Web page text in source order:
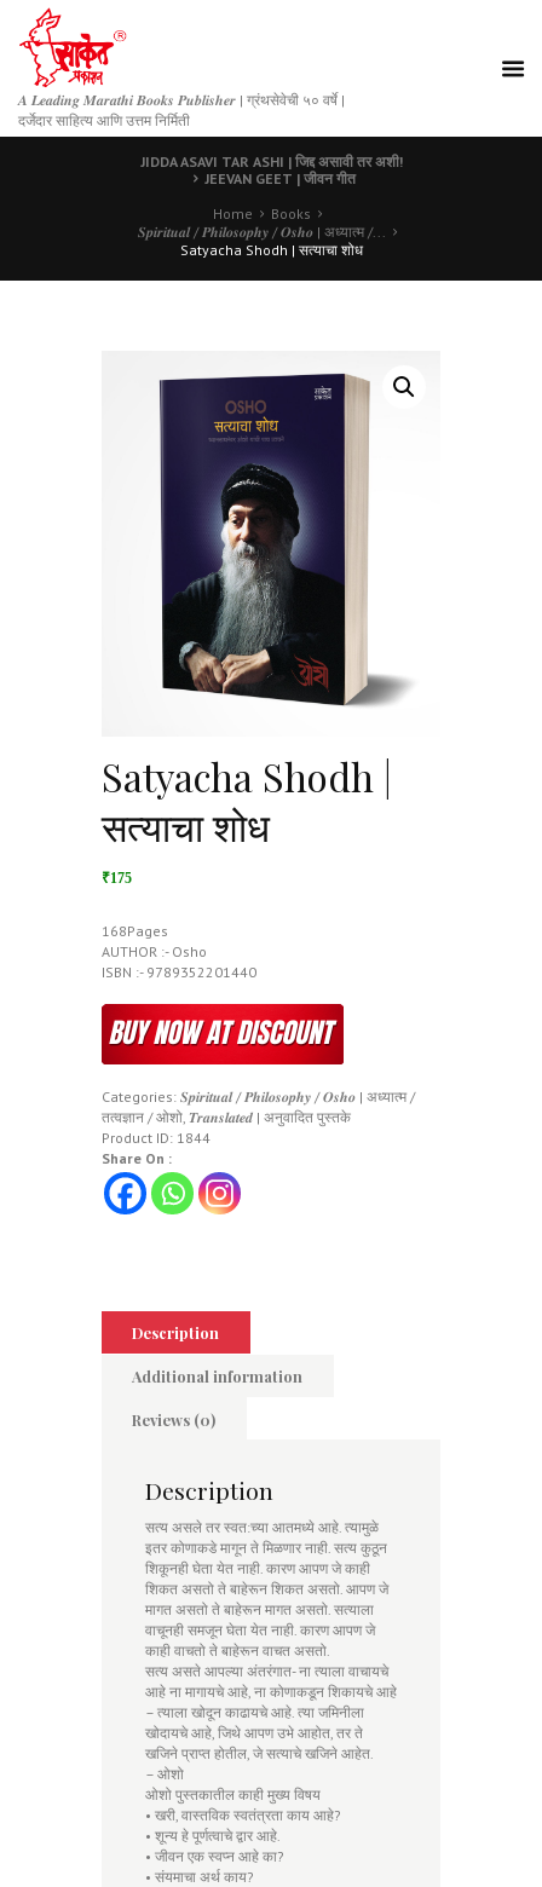
𝑨 𝑳𝒆𝒂𝒅𝒊𝒏𝒈 𝑴𝒂𝒓𝒂𝒕𝒉𝒊 𝑩𝒐𝒐𝒌𝒔 𝑷𝒖𝒃𝒍𝒊𝒔𝒉𝒆𝒓 | ग्रंथसेवेची ५० वर्षे |
दर्जेदार साहित्य आणि उत्तम निर्मिती
JIDDA ASAVI TAR ASHI | जिद्द असावी तर अशी!
JEEVAN GEET | जीवन गीत
Home
Books
𝑺𝒑𝒊𝒓𝒊𝒕𝒖𝒂𝒍 / 𝑷𝒉𝒊𝒍𝒐𝒔𝒐𝒑𝒉𝒚 / 𝑶𝒔𝒉𝒐 | अध्यात्म /...
Satyacha Shodh | सत्याचा शोध
Satyacha Shodh |
सत्याचा शोध
₹175
168Pages
AUTHOR :- Osho
ISBN :- 9789352201440
Categories: 𝑺𝒑𝒊𝒓𝒊𝒕𝒖𝒂𝒍 / 𝑷𝒉𝒊𝒍𝒐𝒔𝒐𝒑𝒉𝒚 / 𝑶𝒔𝒉𝒐 | अध्यात्म /
तत्वज्ञान / ओशो 𝑻𝒓𝒂𝒏𝒔𝒍𝒂𝒕𝒆𝒅 | अनुवादित पुस्तके
Product ID: 1844
Share On :
Description
Additional information
Reviews (0)
Description
सत्य असले तर स्वत:च्या आतमध्ये आहे. त्यामुळे
इतर कोणाकडे मागून ते मिळणार नाही. सत्य कुठून
शिकूनही घेता येत नाही. कारण आपण जे काही
शिकत असतो ते बाहेरून शिकत असतो. आपण जे
मागत असतो ते बाहेरून मागत असतो. सत्याला
वाचूनही समजून घेता येत नाही. कारण आपण जे
काही वाचतो ते बाहेरून वाचत असतो.
सत्य असते आपल्या अंतरंगात- ना त्याला वाचायचे
आहे ना मागायचे आहे, ना कोणाकडून शिकायचे आहे
– त्याला खोदून काढायचे आहे. त्या जमिनीला
खोदायचे आहे, जिथे आपण उभे आहोत, तर ते
खजिने प्राप्त होतील, जे सत्याचे खजिने आहेत.
– ओशो
ओशो पुस्तकातील काही मुख्य विषय
• खरी, वास्तविक स्वतंत्रता काय आहे?
• शून्य हे पूर्णत्वाचे द्वार आहे.
• जीवन एक स्वप्न आहे का?
• संयमाचा अर्थ काय?